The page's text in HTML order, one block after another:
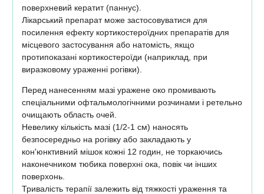
поверхневий кератит (паннус).
Лікарський препарат може застосовуватися для
посилення ефекту кортикостероїдних препаратів для
місцевого застосування або натомість, якщо
протипоказані кортикостероїди (наприклад, при
виразковому ураженні рогівки).
Перед нанесенням мазі уражене око промивають
спеціальними офтальмологічними розчинами і ретельно
очищають область очей.
Невелику кількість мазі (1/2-1 см) наносять
безпосередньо на рогівку або закладають у
кон'юнктивний мішок кожні 12 годин, не торкаючись
наконечником тюбика поверхні ока, повік чи інших
поверхонь.
Тривалість терапії залежить від тяжкості ураження та